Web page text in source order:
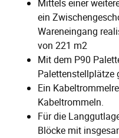
Mittels einer
ein
Wareneingang
von 221 m2
Mit dem P90
Palettenstellplätze
Ein
Kabeltrommeln.
Für die
Blöcke mit